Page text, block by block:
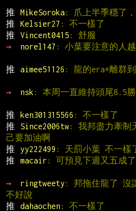
推
MikeSoroka: 爪上半季穩了，
推
Kelsier27 : 不一樣了
推
Vincent0415 : 舒服
→
norel147 : 小葉要注意的人
推
aimee51126 : 龍的era+離群
→
nsk : 本周一直維持頭尾8.5
推
ken301315566 : 不一樣了
推
Since2006tw: 我邦盡力牽制
己要加油啊
推
yy222499 : 天罰小葉 不一樣
推
macair : 可預見下週又五成
→
ringtweety : 邦拖住龍了 沒
不好說
推
dahaochen: 不一樣了